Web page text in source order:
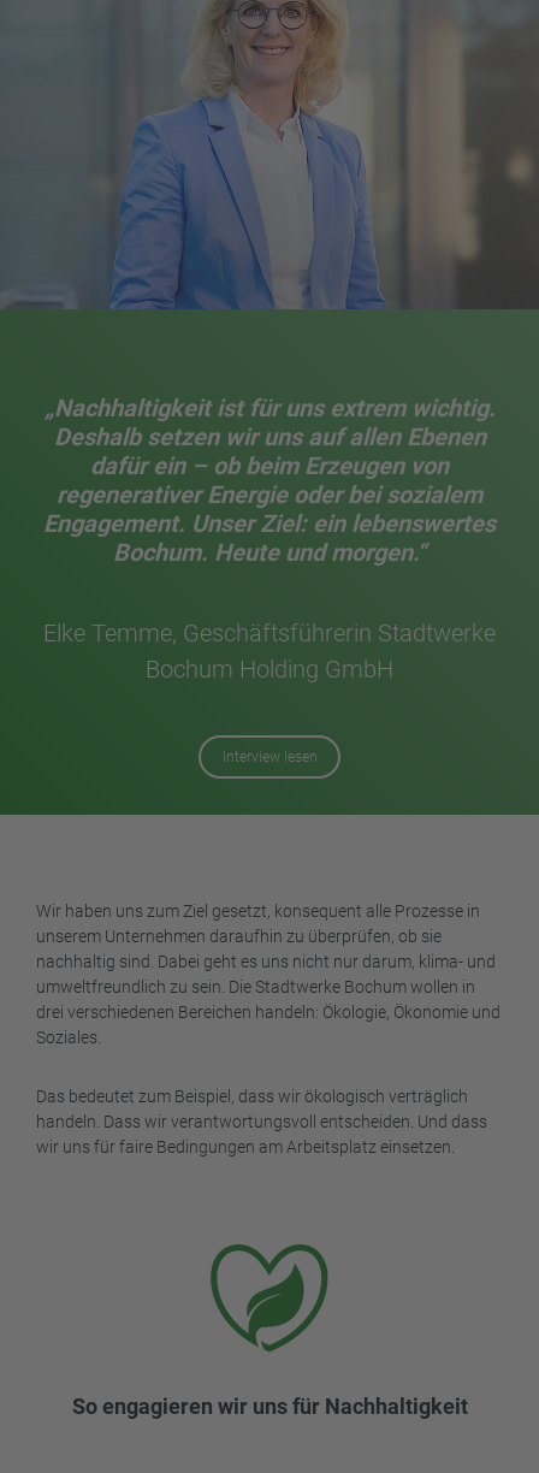
„Nachhaltigkeit ist für uns extrem wichtig.
Deshalb setzen wir uns auf allen Ebenen
dafür ein – ob beim Erzeugen von
regenerativer Energie oder bei sozialem
Engagement. Unser Ziel: ein lebenswertes
Bochum. Heute und morgen.“
Elke Temme, Geschäftsführerin Stadtwerke
Bochum Holding GmbH
Interview lesen
Wir haben uns zum Ziel gesetzt, konsequent alle Prozesse in
unserem Unternehmen daraufhin zu überprüfen, ob sie
nachhaltig sind. Dabei geht es uns nicht nur darum, klima- und
umweltfreundlich zu sein. Die Stadtwerke Bochum wollen in
drei verschiedenen Bereichen handeln: Ökologie, Ökonomie und
Soziales.
Das bedeutet zum Beispiel, dass wir ökologisch verträglich
handeln. Dass wir verantwortungsvoll entscheiden. Und dass
wir uns für faire Bedingungen am Arbeitsplatz einsetzen.
So engagieren wir uns für Nachhaltigkeit